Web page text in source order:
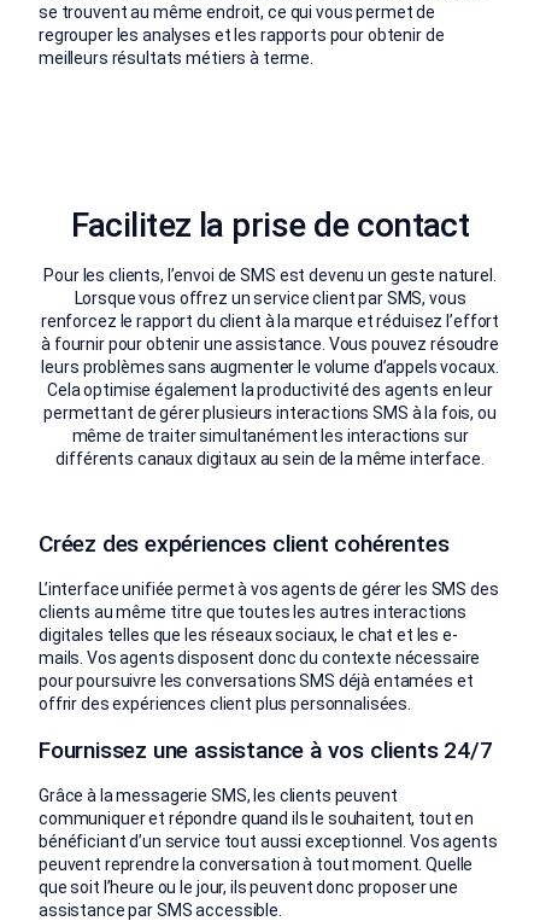
se trouvent au même endroit, ce qui vous permet de
regrouper les analyses et les rapports pour obtenir de
meilleurs résultats métiers à terme.
Facilitez la prise de contact
Pour les clients, l’envoi de SMS est devenu un geste naturel.
Lorsque vous offrez un service client par SMS, vous
renforcez le rapport du client à la marque et réduisez l’effort
à fournir pour obtenir une assistance. Vous pouvez résoudre
leurs problèmes sans augmenter le volume d’appels vocaux.
Cela optimise également la productivité des agents en leur
permettant de gérer plusieurs interactions SMS à la fois, ou
même de traiter simultanément les interactions sur
différents canaux digitaux au sein de la même interface.
Créez des expériences client cohérentes
L’interface unifiée permet à vos agents de gérer les SMS des
clients au même titre que toutes les autres interactions
digitales telles que les réseaux sociaux, le chat et les e-
mails. Vos agents disposent donc du contexte nécessaire
pour poursuivre les conversations SMS déjà entamées et
offrir des expériences client plus personnalisées.
Fournissez une assistance à vos clients 24/7
Grâce à la messagerie SMS, les clients peuvent
communiquer et répondre quand ils le souhaitent, tout en
bénéficiant d’un service tout aussi exceptionnel. Vos agents
peuvent reprendre la conversation à tout moment. Quelle
que soit l’heure ou le jour, ils peuvent donc proposer une
assistance par SMS accessible.